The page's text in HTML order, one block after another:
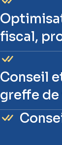
fiscal,
Conseil
greffe